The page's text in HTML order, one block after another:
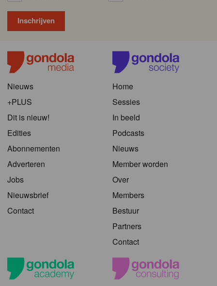
Nieuws
+PLUS
Dit is nieuw!
Edities
Abonnementen
Adverteren
Jobs
Nieuwsbrief
Contact
Home
Sessies
In beeld
Podcasts
Nieuws
Member worden
Over
Members
Bestuur
Partners
Contact